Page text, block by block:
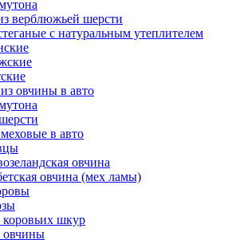
верблюжьей шерсти
с натуральным утеплителем
овчины в авто
в авто
овчина
овчина (мех ламы)
шкур
овчины